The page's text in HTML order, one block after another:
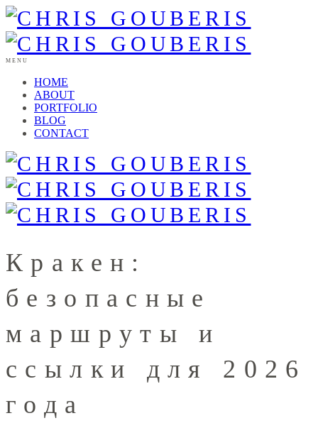
MENU
HOME
ABOUT
PORTFOLIO
BLOG
CONTACT
Кракен:
безопасные
маршруты и
ссылки для 2026
года